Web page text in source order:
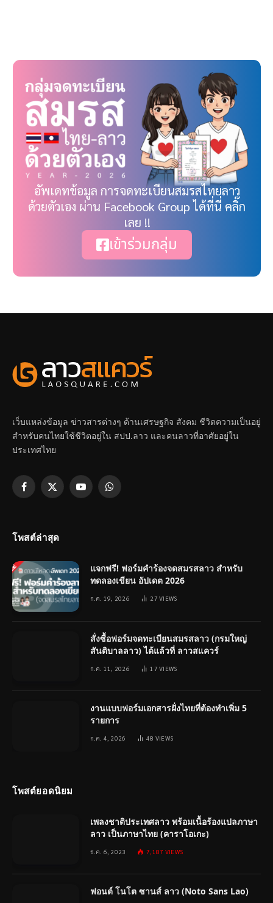
อัพเดทข้อมูล การจดทะเบียนสมรสไทยลาว
ด้วยตัวเอง ผ่าน Facebook Group ได้ที่นี่ คลิ๊ก
เลย !!
เข้าร่วมกลุ่ม
เว็บแหล่งข้อมูล ข่าวสารต่างๆ ด้านเศรษฐกิจ สังคม ชีวิตความเป็นอยู่
สำหรับคนไทยใช้ชีวิตอยู่ใน สปป.ลาว และคนลาวที่อาศัยอยู่ใน
ประเทศไทย
Facebook
X
YouTubeWhatsApp
โพสต์ล่าสุด
แจกฟรี! ฟอร์มคำร้องจดสมรสลาว สำหรับ
ทดลองเขียน อัปเดต 2026
ก.ค. 19, 2026 27VIEWS
สั่งซื้อฟอร์มจดทะเบียนสมรสลาว (กรมใหญ่
สันติบาลลาว) ได้แล้วที่ ลาวสแควร์
ก.ค. 11, 2026 17VIEWS
งานแบบฟอร์มเอกสารฝั่งไทยที่ต้องทำเพิ่ม 5
รายการ
ก.ค. 4, 2026 48 VIEWS
โพสต์ยอดนิยม
เพลงชาติประเทศลาว พร้อมเนื้อร้องแปลภาษา
ลาว เป็นภาษาไทย (คาราโอเกะ)
ธ.ค. 6, 2023 7,187 VIEWS
ฟอนต์ โนโต ซานส์ ลาว (Noto Sans Lao)